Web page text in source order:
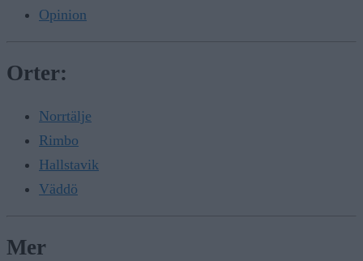
Opinion
Orter:
Norrtälje
Rimbo
Hallstavik
Väddö
Mer